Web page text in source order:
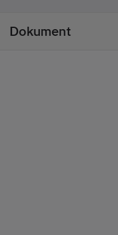
kan du be Google
Assistant att hitta
Dokument